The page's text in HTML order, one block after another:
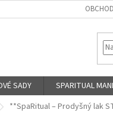
SADY SPARITUAL
**SpaRitual – Prodyšný lak